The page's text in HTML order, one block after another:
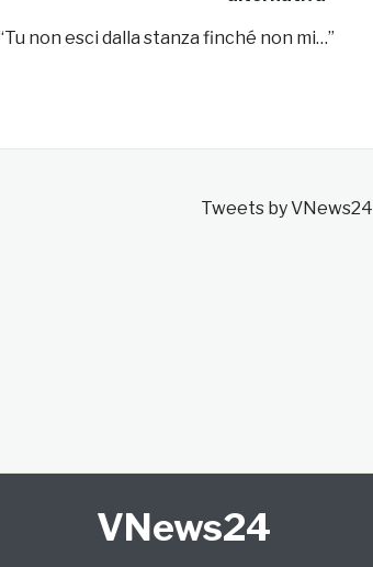
proprietà
non esci dalla stanza finché non mi…”
Tweets by VNews24
VNews24